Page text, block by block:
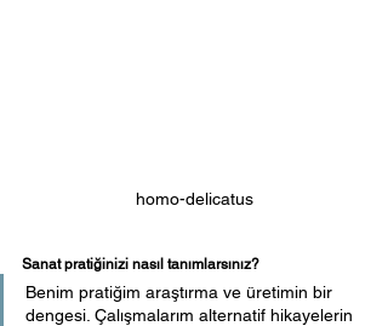
homo-delicatus
Sanat pratiğinizi nasıl tanımlarsınız?
Benim pratiğim araştırma ve üretimin bir
dengesi. Çalışmalarım alternatif hikayelerin